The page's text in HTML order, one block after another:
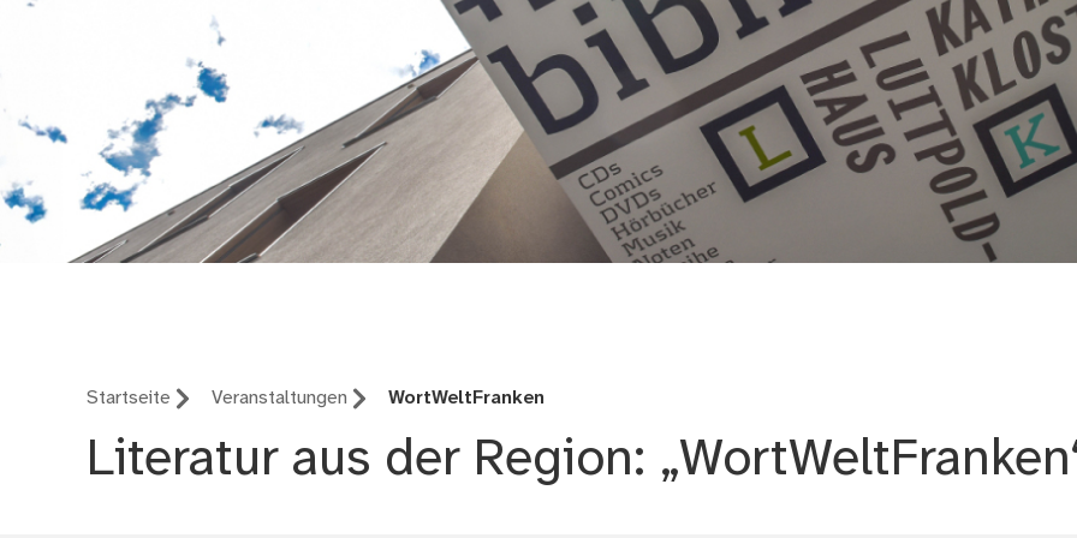
Startseite Veranstaltungen WortWeltFranken
Literatur aus der Region: